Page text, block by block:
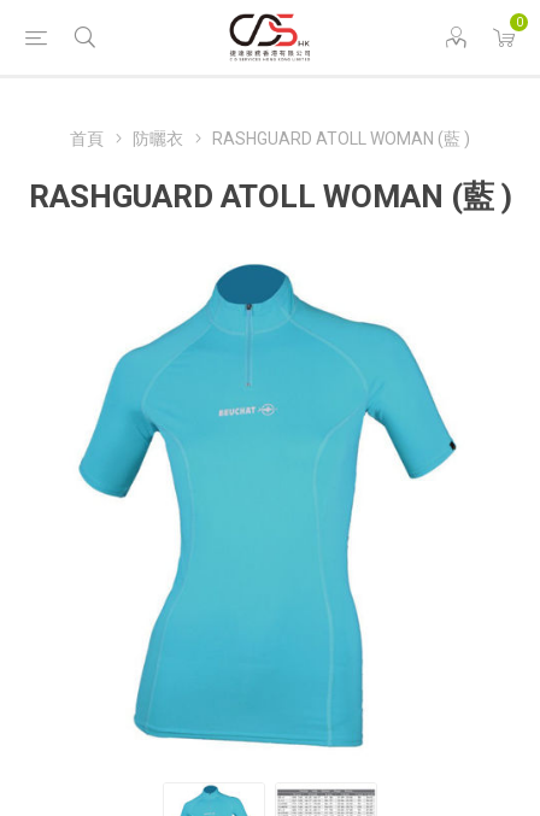
0
首頁 防曬衣 RASHGUARD ATOLL WOMAN (藍 )
RASHGUARD ATOLL WOMAN (藍 )